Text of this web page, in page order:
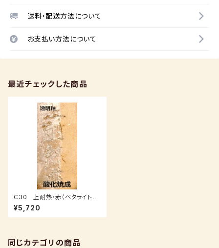
送料・配送方法について
お支払い方法について
最近チェックした商品
C30 上耐熱・赤（ペタライト入
り）：１０ｋｇ
¥5,720
同じカテゴリの商品